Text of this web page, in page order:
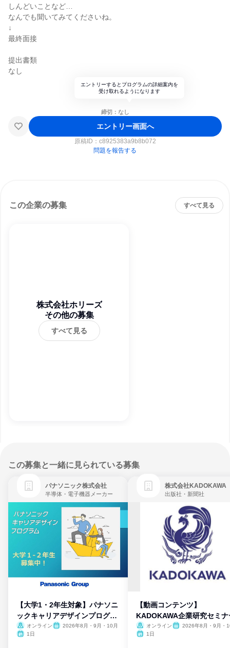
しんどいことなど…
なんでも聞いてみてくださいね。
↓
最終面接
提出書類
なし
エントリーするとプログラムの詳細案内を
受け取れるようになります
締切：なし
エントリー画面へ
原稿ID： c8925383a9b8b072
問題を報告する
この企業の募集 すべて見る
株式会社ホリーズ
その他の募集
すべて見る
この募集と一緒に見られている募集
パナソニック株式会社
半導体・電子機器メーカー
【大学1・2年生対象】パナソニ
ックキャリアデザインプログラ
ム
オンライン
2026年8月・9月・10月
1日
株式会社KADOKAWA
出版社・新聞社
【動画コンテンツ】
KADOKAWA企業研究セミナ
オンライン
2026年8月・9月・
1日